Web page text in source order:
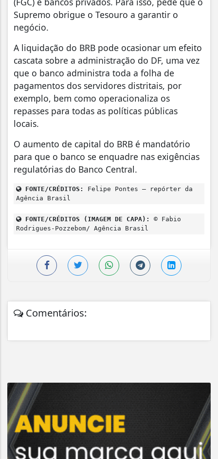
Supremo obrigue o Tesouro a garantir o
negócio.
A liquidação do BRB pode ocasionar um efeito
cascata sobre a administração do DF, uma vez
que o banco administra toda a folha de
pagamentos dos servidores distritais, por
exemplo, bem como operacionaliza os
repasses para todas as políticas públicas
locais.
O aumento de capital do BRB é mandatório
para que o banco se enquadre nas exigências
regulatórias do Banco Central.
FONTE/CRÉDITOS:
Felipe Pontes – repórter da
Agência Brasil
FONTE/CRÉDITOS (IMAGEM DE CAPA):
© Fabio
Rodrigues-Pozzebom/ Agência Brasil
Comentários: